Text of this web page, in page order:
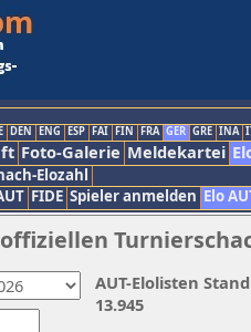
DEN ENG ESP FAI FIN FRA GER GRE INA
Foto-Galerie Meldekartei
Elozahl
FIDE Spieler anmelden Elo
AUT-Elolisten
13.945